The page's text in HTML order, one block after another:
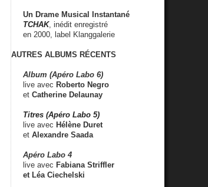
Un Drame Musical Instantané
TCHAK, inédit enregistré
en 2000, label Klanggalerie
AUTRES ALBUMS RÉCENTS
Album (Apéro Labo 6)
live avec Roberto Negro
et Catherine Delaunay
Titres (Apéro Labo 5)
live avec Hélène Duret
et Alexandre Saada
Apéro Labo 4
live avec Fabiana Striffler
et Léa Ciechelski